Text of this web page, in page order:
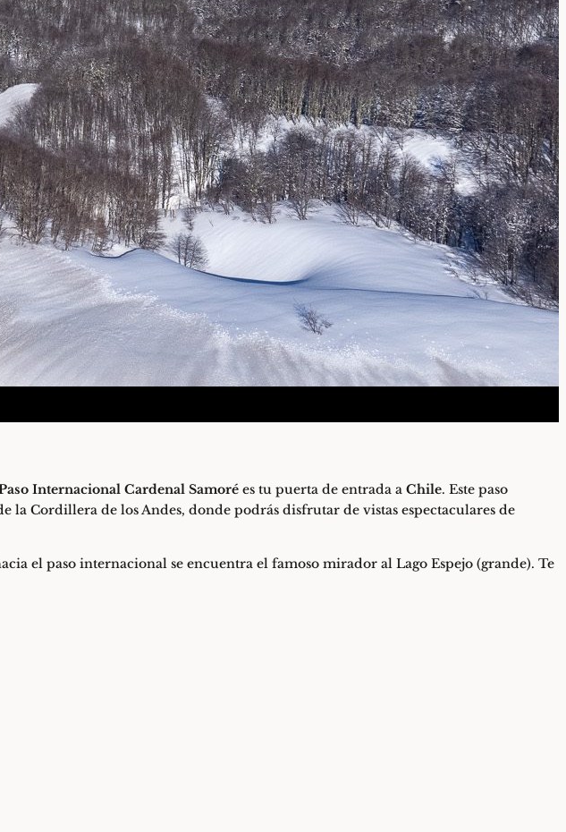
Internacional Cardenal Samoré es tu puerta de entrada a Chile. Este paso
la Cordillera de los Andes, donde podrás disfrutar de vistas espectaculares de
el paso internacional se encuentra el famoso mirador al Lago Espejo (grande). Te